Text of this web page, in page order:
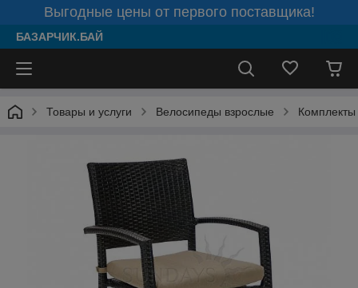
Выгодные цены от первого поставщика!
БАЗАРЧИК.БАЙ
Товары и услуги Велосипеды взрослые